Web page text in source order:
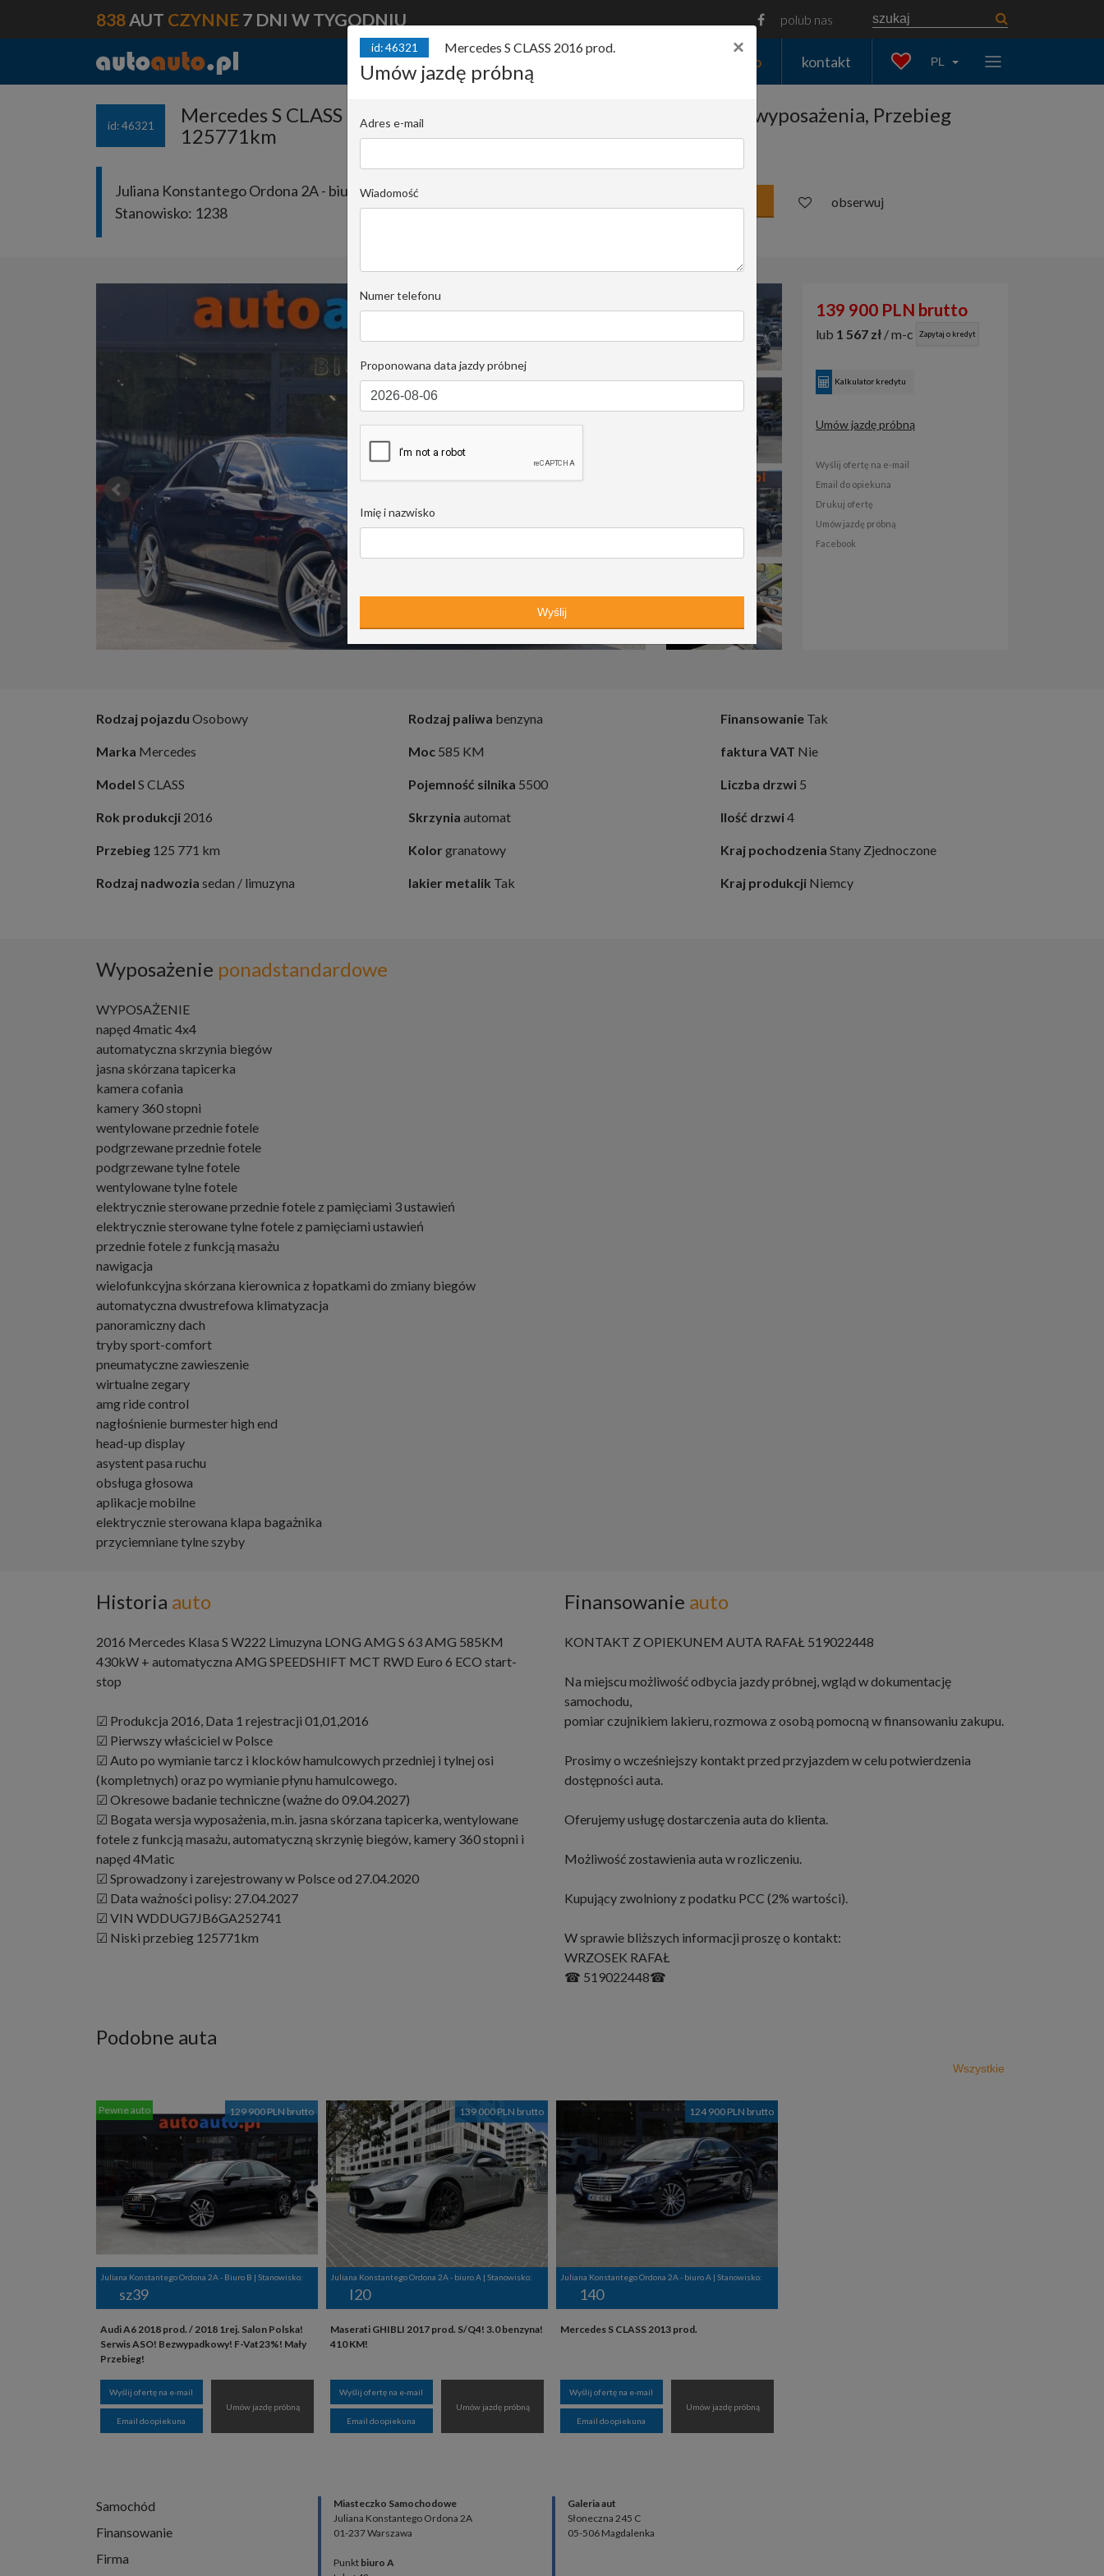
838AUT CZYNNE 7 DNI W TYGODNIU polub nas
auto finansuj auto kontakt PL
id: 46321
Mercedes S CLASS 2016 prod. S 63 AMG, 4 MATIC, Bogata wersja wyposażenia, Przebieg
125771km
Juliana Konstantego Ordona 2A - biuro C |
Stanowisko: 1238
Rafał Wrzosek
+48 519 022 448
obserwuj
139 900 PLN brutto
lub 1 567 zł / m-c Zapytaj o kredyt
Kalkulator kredytu
Umów jazdę próbną
Wyślij ofertę na e-mail
Email do opiekuna
Drukuj ofertę
Umów jazdę próbną
Facebook
Rodzaj pojazdu Osobowy
Marka Mercedes
Model S CLASS
Rok produkcji 2016
Przebieg 125 771 km
Rodzaj nadwozia sedan / limuzyna
Rodzaj paliwa benzyna
Moc 585 KM
Pojemność silnika 5500
Skrzynia automat
Kolor granatowy
lakier metalik Tak
Finansowanie Tak
faktura VAT Nie
Liczba drzwi 5
Ilość drzwi4
Kraj pochodzenia Stany Zjednoczone
Kraj produkcji Niemcy
Wyposażenie ponadstandardowe
WYPOSAŻENIE
napęd 4matic 4x4
automatyczna skrzynia biegów
jasna skórzana tapicerka
kamera cofania
kamery 360 stopni
wentylowane przednie fotele
podgrzewane przednie fotele
podgrzewane tylne fotele
wentylowane tylne fotele
elektrycznie sterowane przednie fotele z pamięciami 3 ustawień
elektrycznie sterowane tylne fotele z pamięciami ustawień
przednie fotele z funkcją masażu
nawigacja
wielofunkcyjna skórzana kierownica z łopatkami do zmiany biegów
automatyczna dwustrefowa klimatyzacja
panoramiczny dach
tryby sport-comfort
pneumatyczne zawieszenie
wirtualne zegary
amg ride control
nagłośnienie burmester high end
head-up display
asystent pasa ruchu
obsługa głosowa
aplikacje mobilne
elektrycznie sterowana klapa bagażnika
przyciemniane tylne szyby
Historia auto Finansowanie auto
2016 Mercedes Klasa S W222 Limuzyna LONG AMG S 63 AMG 585KM
430kW + automatyczna AMG SPEEDSHIFT MCT RWD Euro 6 ECO start-
stop
☑ Produkcja 2016, Data 1 rejestracji 01,01,2016
☑ Pierwszy właściciel w Polsce
☑ Auto po wymianie tarcz i klocków hamulcowych przedniej i tylnej osi
(kompletnych) oraz po wymianie płynu hamulcowego.
☑ Okresowe badanie techniczne (ważne do 09.04.2027)
☑ Bogata wersja wyposażenia, m.in. jasna skórzana tapicerka, wentylowane
fotele z funkcją masażu, automatyczną skrzynię biegów, kamery 360 stopni i
napęd 4Matic
☑ Sprowadzony i zarejestrowany w Polsce od 27.04.2020
☑ Data ważności polisy: 27.04.2027
☑ VIN WDDUG7JB6GA252741
☑ Niski przebieg 125771km
KONTAKT Z OPIEKUNEM AUTA RAFAŁ 519022448
Na miejscu możliwość odbycia jazdy próbnej, wgląd w dokumentację
samochodu,
pomiar czujnikiem lakieru, rozmowa z osobą pomocną w finansowaniu zakupu.
Prosimy o wcześniejszy kontakt przed przyjazdem w celu potwierdzenia
dostępności auta.
Oferujemy usługę dostarczenia auta do klienta.
Możliwość zostawienia auta w rozliczeniu.
Kupujący zwolniony z podatku PCC (2% wartości).
W sprawie bliższych informacji proszę o kontakt:
WRZOSEK RAFAŁ
☎ 519022448☎
Podobne auta
Wszystkie
129 900 PLN brutto
Pewne auto
Juliana Konstantego Ordona 2A - Biuro B | Stanowisko:
sz39
Audi A6 2018 prod. / 2018 1rej. Salon Polska!
Serwis ASO! Bezwypadkowy! F-Vat23%! Mały
Przebieg!
Wyślij ofertę na e-mail
Email do opiekuna
Umów jazdę próbną
139 000 PLN brutto
Juliana Konstantego Ordona 2A - biuro A | Stanowisko:
I20
Maserati GHIBLI 2017 prod. S/Q4! 3.0 benzyna!
410 KM!
Wyślij ofertę na e-mail
Email do opiekuna
Umów jazdę próbną
124 900 PLN brutto
Juliana Konstantego Ordona 2A - biuro A | Stanowisko:
140
Mercedes S CLASS 2013 prod.
Wyślij ofertę na e-mail
Email do opiekuna
Umów jazdę próbną
×
id: 46321 Mercedes S CLASS 2016 prod.
Umów jazdę próbną
Adres e-mail
Wiadomość
Numer telefonu
Proponowana data jazdy próbnej
Imię i nazwisko
Samochód
Finansowanie
Firma
Miasteczko Samochodowe
Juliana Konstantego Ordona 2A
01-237 Warszawa
Punkt biuro A
Galeria aut
Słoneczna 245 C
05-506 Magdalenka